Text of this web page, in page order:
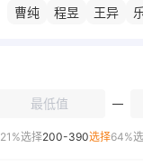
曹纯 程昱 王异
21%选择200-390选择64%